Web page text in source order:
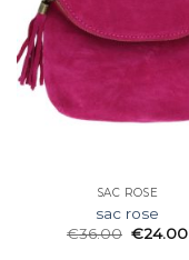
SAC ROSE
sac rose
€36.00 €24.00